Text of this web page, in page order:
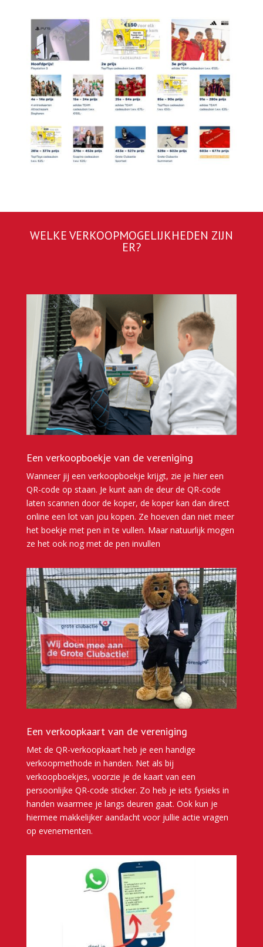
WELKE VERKOOPMOGELIJKHEDEN ZIJN
ER?
Een verkoopboekje van de vereniging
Wanneer jij een verkoopboekje krijgt, zie je hier een
QR-code op staan. Je kunt aan de deur de QR-code
laten scannen door de koper, de koper kan dan direct
online een lot van jou kopen. Ze hoeven dan niet meer
het boekje met pen in te vullen. Maar natuurlijk mogen
ze het ook nog met de pen invullen
Een verkoopkaart van de vereniging
Met de QR-verkoopkaart heb je een handige
verkoopmethode in handen. Net als bij
verkoopboekjes, voorzie je de kaart van een
persoonlijke QR-code sticker. Zo heb je iets fysieks in
handen waarmee je langs deuren gaat. Ook kun je
hiermee makkelijker aandacht voor jullie actie vragen
op evenementen.